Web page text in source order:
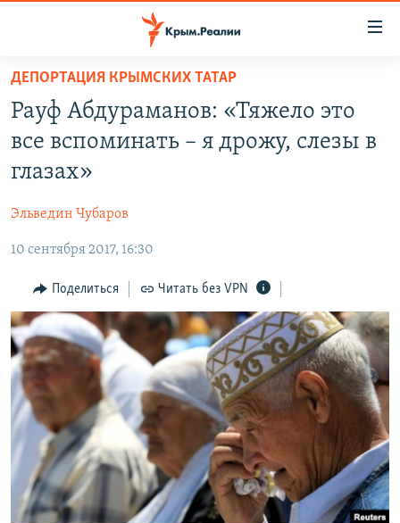
Вернуться
основному
содержанию
главной
Вернутся
поиску
НОВОСТИ
СПЕЦПРОЕКТЫ
11 ЛЕТ ОККУПАЦИИ КРЫМА. 11 ИСТОРИЙ СОПРОТИВЛЕНИЯ
ЕЩЕ
ИНТЕРАКТИВ
ИНФОГРАФИКА
ТЕЛЕПРОЕКТ КРЫМ.РЕАЛИИ
СОВЕТЫ ПРАВОЗАЩИТНИКОВ
ПРОПАВШИЕ БЕЗ ВЕСТИ
ПОБЕДИТЕЛЕЙ НЕ СУДЯТ?
КРЫМ.НЕПОКОРЕННЫЙ
ELIFBE
УКРАИНСКАЯ ПРОБЛЕМА КРЫМА
РАДІО СВОБОДА
КАК ОБОЙТИ БЛОКИРОВКУ
Українською
Qırımtatar
ПРИСОЕДИНЯЙТЕСЬ!
ДЕПОРТАЦИЯ КРЫМСКИХ ТАТАР
Рауф Абдураманов: «Тяжело это
все вспоминать – я дрожу, слезы в
глазах»
Эльведин Чубаров
10 сентября 2017, 16:30
Поделиться Читать без VPN